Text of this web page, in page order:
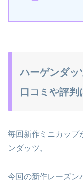
ハーゲンダッ
口コミや評判
毎回新作ミニカップ
ンダッツ。
今回の新作レーズン